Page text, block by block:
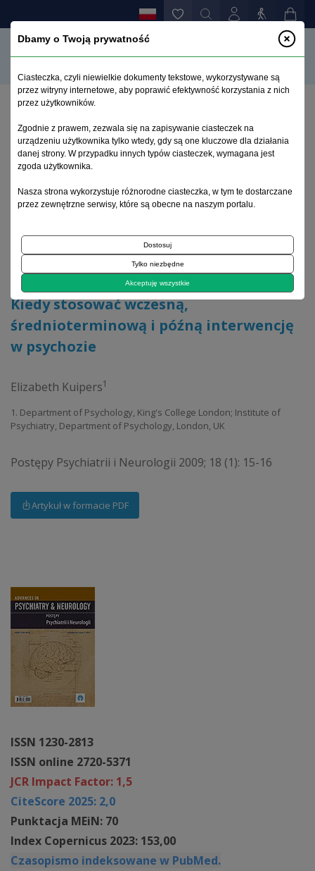
ISSN 1230-2813
ISSN online 2720-5371
JCR Impact Factor: 1,5
CiteScore 2025: 2,0
Punktacja MEiN: 70
Index Copernicus 2023: 153,00
Czasopismo indeksowane w PubMed.
Kiedy stosować wczesną, średnioterminową i późną
interwencję w psychozie
Archiwum 1992–2014
2009, tom 18, zeszyt 1
Komentarze - Forum World Psychiatry
Kiedy stosować wczesną,
średnioterminową i późną interwencję
w psychozie
Elizabeth Kuipers1
1. Department of Psychology, King's College London; Institute of
Psychiatry, Department of Psychology, London, UK
Postępy Psychiatrii i Neurologii 2009; 18 (1): 15-16
Artykuł w formacie PDF
Dbamy o Twoją prywatność
Ciasteczka, czyli niewielkie dokumenty tekstowe, wykorzystywane są
przez witryny internetowe, aby poprawić efektywność korzystania z nich
przez użytkowników.
Zgodnie z prawem, zezwala się na zapisywanie ciasteczek na
urządzeniu użytkownika tylko wtedy, gdy są one kluczowe dla działania
danej strony. W przypadku innych typów ciasteczek, wymagana jest
zgoda użytkownika.
Nasza strona wykorzystuje różnorodne ciasteczka, w tym te dostarczane
przez zewnętrzne serwisy, które są obecne na naszym portalu.
Dostosuj
Tylko niezbędne
Akceptuję wszystkie